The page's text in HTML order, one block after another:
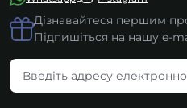
Дізнавайтеся першим
Підпишіться на нашу e-